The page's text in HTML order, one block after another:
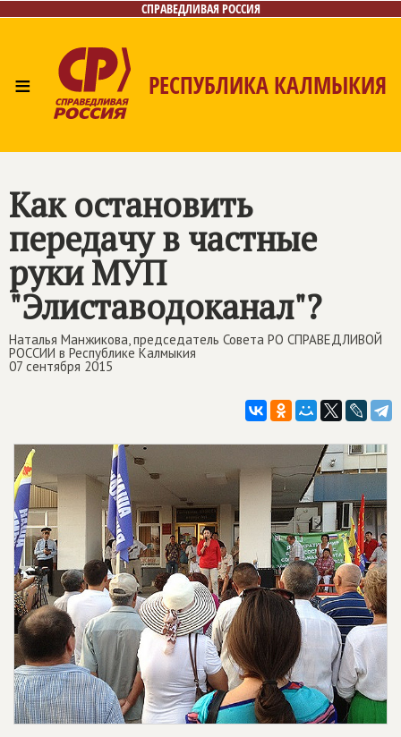
СПРАВЕДЛИВАЯ РОССИЯ
≡ РЕСПУБЛИКА КАЛМЫКИЯ
Как остановить
передачу в частные
руки МУП
"Элиставодоканал"?
Наталья Манжикова, председатель Совета РО СПРАВЕДЛИВОЙ
РОССИИ в Республике Калмыкия
07 сентября 2015